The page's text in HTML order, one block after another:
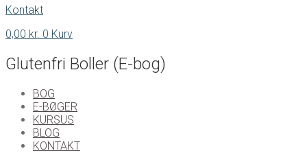
Kontakt
0,00 kr. 0 Kurv
Glutenfri Boller (E-bog)
BOG
E-BØGER
KURSUS
BLOG
KONTAKT